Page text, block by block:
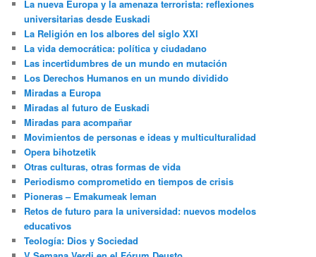
La nueva Europa y la amenaza terrorista: reflexiones
universitarias desde Euskadi
La Religión en los albores del siglo XXI
La vida democrática: política y ciudadano
Las incertidumbres de un mundo en mutación
Los Derechos Humanos en un mundo dividido
Miradas a Europa
Miradas al futuro de Euskadi
Miradas para acompañar
Movimientos de personas e ideas y multiculturalidad
Opera bihotzetik
Otras culturas, otras formas de vida
Periodismo comprometido en tiempos de crisis
Pioneras – Emakumeak leman
Retos de futuro para la universidad: nuevos modelos
educativos
Teología: Dios y Sociedad